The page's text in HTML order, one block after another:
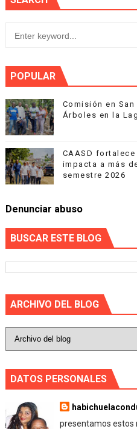
POPULAR
Comisión en
Árboles en la
CAASD
impacta a más
semestre 2026
Denunciar abuso
BUSCAR ESTE BLOG
ARCHIVO DEL BLOG
DATOS PERSONALES
presentamos estos